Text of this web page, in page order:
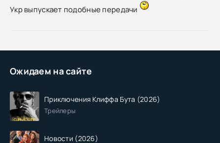
Ожидаем на сайте
Приключения Клиффа Бута (2026)
Трейлеры
Новости (2026)
Укр выпускает подобные передачи